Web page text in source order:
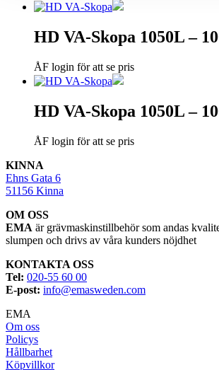
HD VA-Skopa 1050L –
ÅF login för att se pris
HD VA-Skopa 1050L –
ÅF login för att se pris
KINNA
Ehns Gata 6
51156 Kinna
OM OSS
EMA är grävmaskinstillbehör som andas
slumpen och drivs av våra kunders nöjdhet
KONTAKTA OSS
Tel: 020-55 60 00
E-post: info@emasweden.com
EMA
Om oss
Policys
Hållbarhet
Köpvillkor